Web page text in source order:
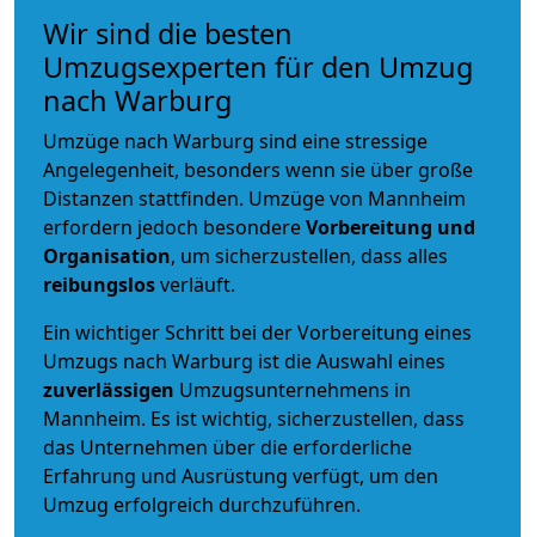
Wir sind die besten
Umzugsexperten für den Umzug
nach Warburg
Umzüge nach Warburg sind eine stressige
Angelegenheit, besonders wenn sie über große
Distanzen stattfinden. Umzüge von Mannheim
erfordern jedoch besondereVorbereitung und
Organisation, um sicherzustellen, dass alles
reibungslosverläuft.
Ein wichtiger Schritt bei der Vorbereitung eines
Umzugs nach Warburg ist die Auswahl eines
zuverlässigen Umzugsunternehmens in
Mannheim. Es ist wichtig, sicherzustellen, dass
das Unternehmen über die erforderliche
Erfahrung und Ausrüstung verfügt, um den
Umzug erfolgreich durchzuführen.